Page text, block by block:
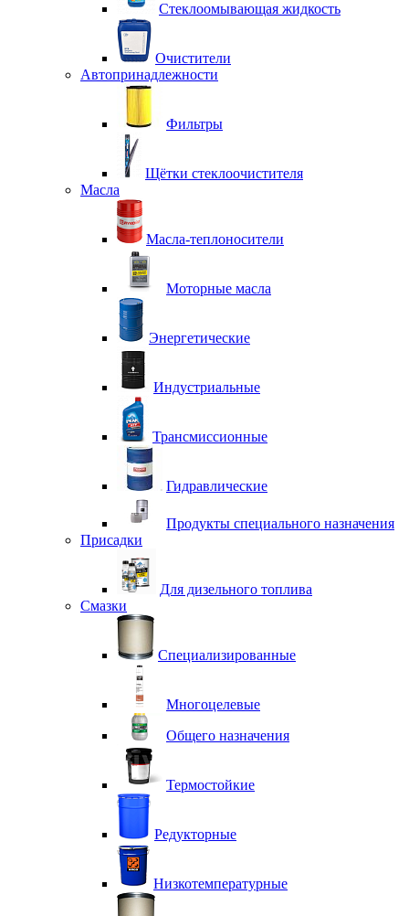
Стеклоомывающая жидкость
Очистители
Автопринадлежности
Фильтры
Щётки стеклоочистителя
Масла
Масла-теплоносители
Моторные масла
Энергетические
Индустриальные
Трансмиссионные
Гидравлические
Продукты специального назначения
Присадки
Для дизельного топлива
Смазки
Специализированные
Многоцелевые
Общего назначения
Термостойкие
Редукторные
Низкотемпературные